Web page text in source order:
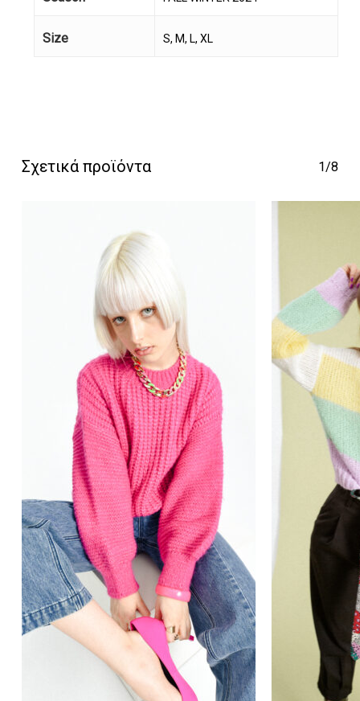
Κανένα προϊόν στο
καλάθι σας.
Size S, M, L, XL
Σχετικά προϊόντα 1/8